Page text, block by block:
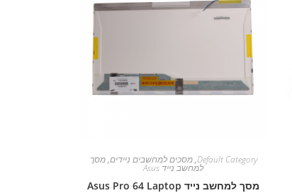
Default Category
,מסכים למחשבים ניידים,מסך
למחשב נייד Asus
מסך למחשב נייד Asus Pro 64 Laptop